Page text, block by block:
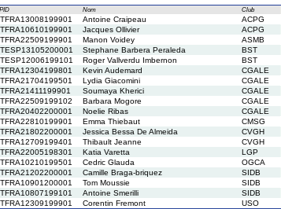
Nom Club
Antoine Craipeau
ACPG
Jacques Ollivier
ACPG
Manon Voidey
ASMB
Stephane Barbera Peraleda
BST
Roger Vallverdu Imbernon
BST
Kevin Audemard
CGALE
Lydia Giacomini
CGALE
Soumaya Kherici
CGALE
Barbara Mogore
CGALE
Noelie Ribas
CGALE
Emma Thiebaut
CMSG
Jessica Bessa De Almeida
CVGH
Thibault Jeanne
CVGH
Katia Varetta
LGP
Cedric Glauda
OGCA
Camille Braga-briquez
SIDB
Tom Moussie
SIDB
Antoine Smerilli
SIDB
Corentin Fremont USO